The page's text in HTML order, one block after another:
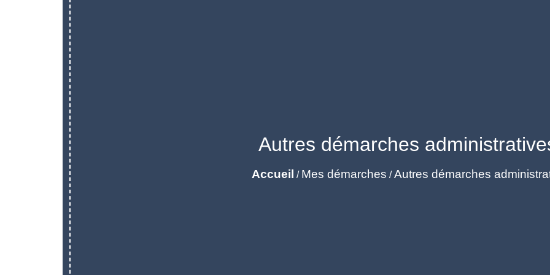
Autres démarches
Accueil / Mes démarches /Autres démarches